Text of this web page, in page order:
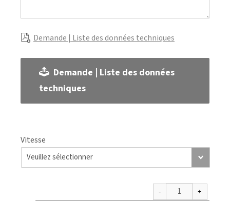
Demande | Liste des données techniques
Demande | Liste des données
techniques
Vitesse